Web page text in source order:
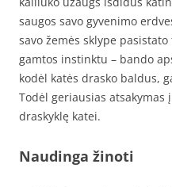
saugos savo gyvenimo
savo žemės sklype
gamtos instinktu – bando
kodėl katės drasko baldus,
Todėl geriausias atsakymas
draskyklę katei.
Naudinga žinoti